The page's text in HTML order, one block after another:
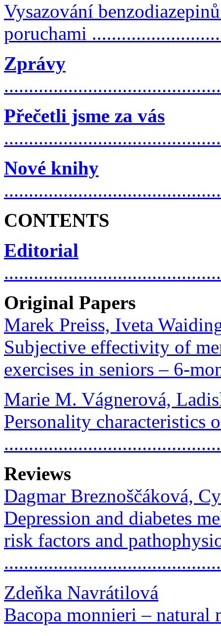
Vysazování
poruchami
Zprávy
Přečetli jsme za vás
Nové knihy
CONTENTS
Editorial
Original Papers
Marek Preiss, Iveta
Subjective effectivity of
exercises in seniors – 6-
Marie M. Vágnerová,
Personality characteristics
Reviews
Dagmar Breznoščáková,
Depression and diabetes
risk factors and
Zdeňka Navrátilová
Bacopa monnieri – natural